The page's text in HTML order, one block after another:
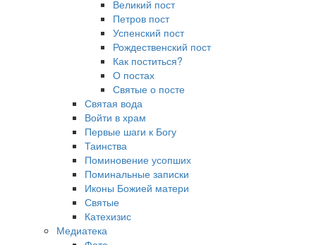
Великий пост
Петров пост
Успенский пост
Рождественский пост
Как поститься?
О постах
Святые о посте
Святая вода
Войти в храм
Первые шаги к Богу
Таинства
Поминовение усопших
Поминальные записки
Иконы Божией матери
Святые
Катехизис
Медиатека